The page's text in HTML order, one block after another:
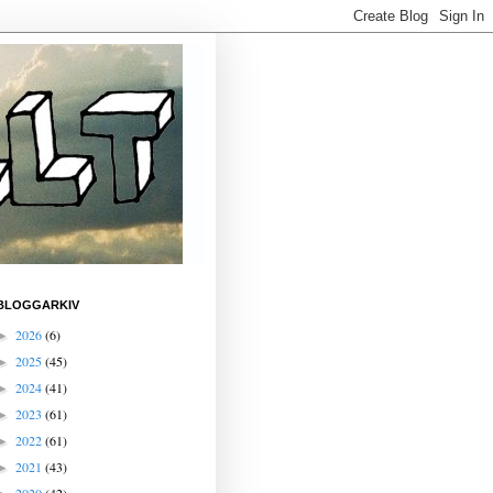
2026(6)
2025(45)
2024(41)
2023 (61)
2022(61)
2021 (43)